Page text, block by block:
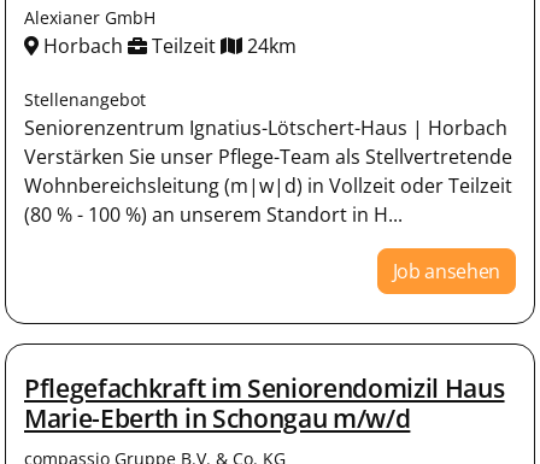
Alexianer GmbH
Horbach Teilzeit 24km
Stellenangebot
Seniorenzentrum Ignatius-Lötschert-Haus | Horbach
Verstärken Sie unser Pflege-Team als Stellvertretende
Wohnbereichsleitung (m|w|d) in Vollzeit oder Teilzeit
(80 % - 100 %) an unserem Standort in H...
Job ansehen
Pflegefachkraft im Seniorendomizil Haus
Marie-Eberth in Schongau m/w/d
compassio Gruppe B.V. & Co. KG